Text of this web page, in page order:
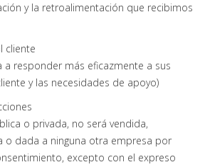
y la retroalimentación que recibimos
cliente
a responder más eficazmente a sus
y las necesidades de apoyo)
o privada, no será vendida,
o dada a ninguna otra empresa por
excepto con el expreso